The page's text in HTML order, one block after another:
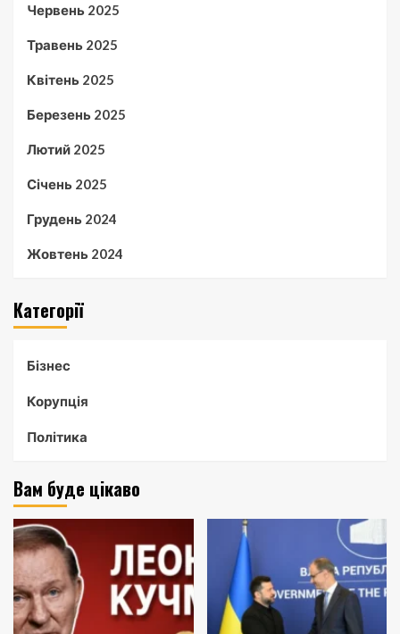
Червень 2025
Травень 2025
Квітень 2025
Березень 2025
Лютий 2025
Січень 2025
Грудень 2024
Жовтень 2024
Категорії
Бізнес
Корупція
Політика
Вам буде цікаво